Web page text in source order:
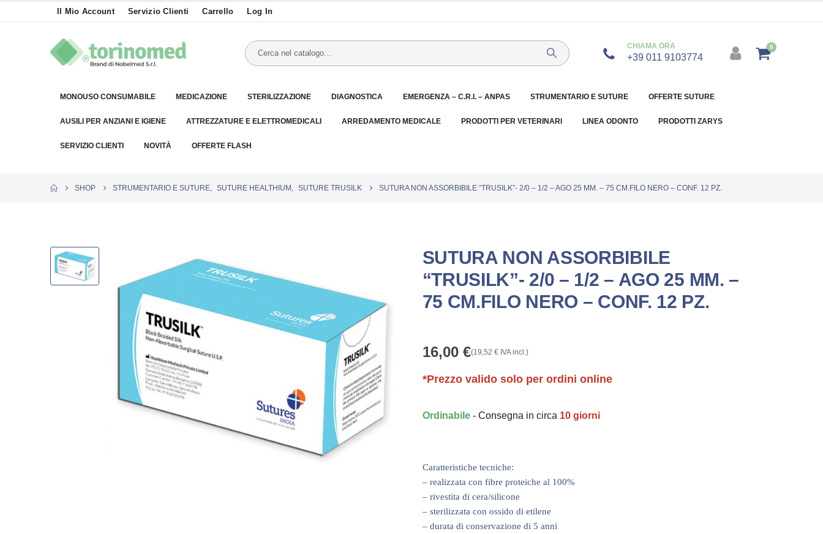
Il Mio Account Servizio Clienti Carrello Log In
CHIAMA ORA
+39 011 9103774
0
MONOUSO CONSUMABILE MEDICAZIONE STERILIZZAZIONE DIAGNOSTICA EMERGENZA – C.R.I. – ANPAS STRUMENTARIO E SUTURE OFFERTE SUTURE
AUSILI PER ANZIANI E IGIENE ATTREZZATURE E ELETTROMEDICALI ARREDAMENTO MEDICALE PRODOTTI PER VETERINARI LINEA ODONTO PRODOTTI ZARYS
SERVIZIO CLIENTI NOVITÀ OFFERTE FLASH
SHOP STRUMENTARIO E SUTURE SUTURE HEALTHIUM SUTURE TRUSILK SUTURA NON ASSORBIBILE “TRUSILK”- 2/0 – 1/2 – AGO 25 MM. – 75 CM.FILO NERO – CONF. 12 PZ.
SUTURA NON ASSORBIBILE
“TRUSILK”- 2/0 – 1/2 – AGO 25 MM. –
75 CM.FILO NERO – CONF. 12 PZ.
16,00 €(19,52 €IVA incl.)
*Prezzo valido solo per ordini online
Ordinabile- Consegna in circa 10 giorni
Caratteristiche tecniche:
– realizzata con fibre proteiche al 100%
– rivestita di cera/silicone
– sterilizzata con ossido di etilene
– durata di conservazione di 5 anni